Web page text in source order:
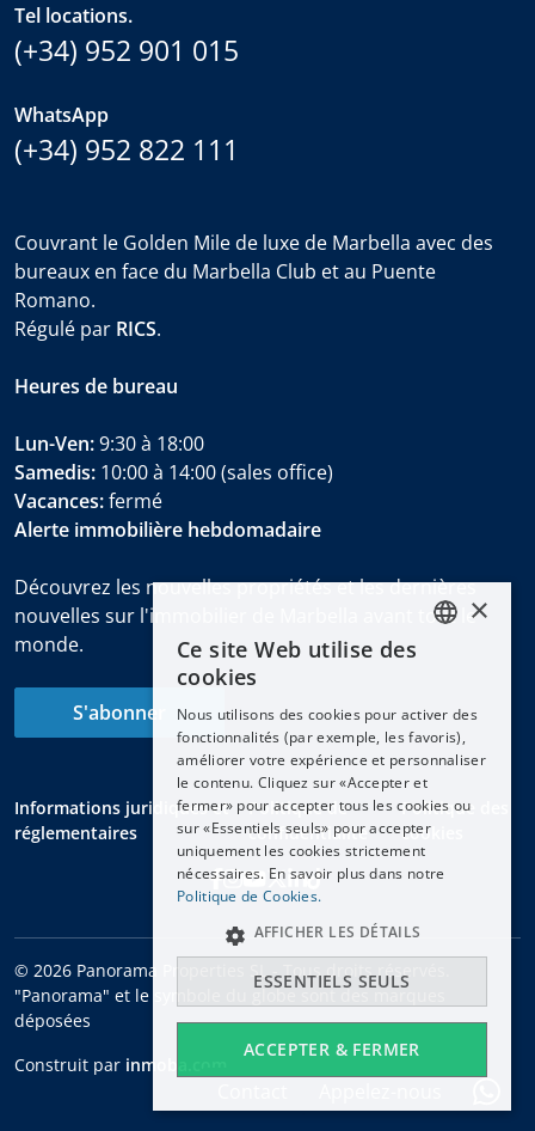
Tel locations.
(+34) 952 901 015
WhatsApp
(+34) 952 822 111
Couvrant le Golden Mile de luxe de Marbella avec des
bureaux en face du Marbella Club et au Puente
Romano.
Régulé par RICS.
Heures de bureau
Lun-Ven:9:30 à 18:00
Samedis: 10:00 à 14:00 (sales office)
Vacances:fermé
Alerte immobilière hebdomadaire
Découvrez les nouvelles propriétés et les dernières
nouvelles sur l'immobilier de Marbella avant tout le
monde.
S'abonner
Informations juridiques et
réglementaires
Politique de
confidentialité
Politique des
cookies
© 2026 Panorama Properties SL - Tous droits réservés.
"Panorama" et le symbole du globe sont des marques
déposées
Construit par inmoba.com
ENGLISH
DEUTSCH
FRANÇAIS
NEDERLANDS
×
Ce site Web utilise des
cookies
Nous utilisons des cookies pour activer des
fonctionnalités (par exemple, les favoris),
améliorer votre expérience et personnaliser
le contenu. Cliquez sur «Accepter et
fermer» pour accepter tous les cookies ou
sur «Essentiels seuls» pour accepter
uniquement les cookies strictement
nécessaires. En savoir plus dans notre
Politique de Cookies.
ACCEPTER & FERMER
ESSENTIELS SEULS
AFFICHER LES DÉTAILS